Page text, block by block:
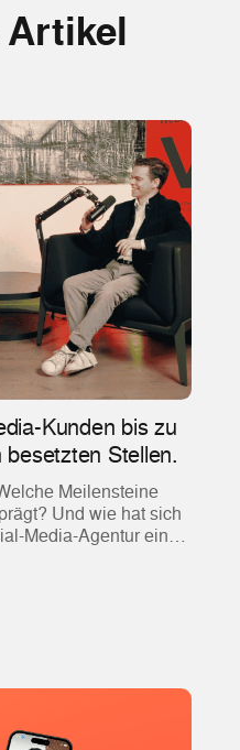
Kunden bis zu
Stellen.
Meilensteine
Und wie hat sich
Media-Agentur einer